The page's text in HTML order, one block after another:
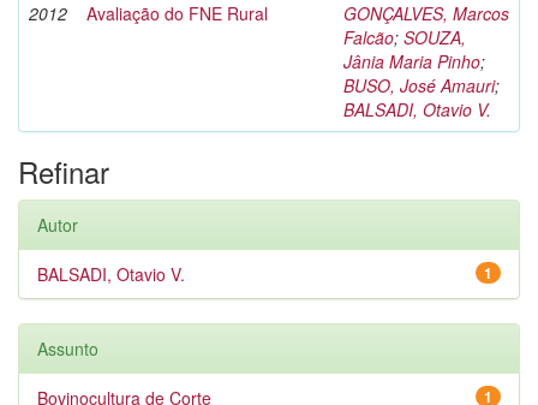
2012
Avaliação do FNE Rural
GONÇALVES, Marcos
Falcão; SOUZA,
Jânia Maria Pinho;
BUSO, José Amauri;
BALSADI, Otavio V.
Refinar
Autor
1
BALSADI, Otavio V.
Assunto
1
Bovinocultura de Corte